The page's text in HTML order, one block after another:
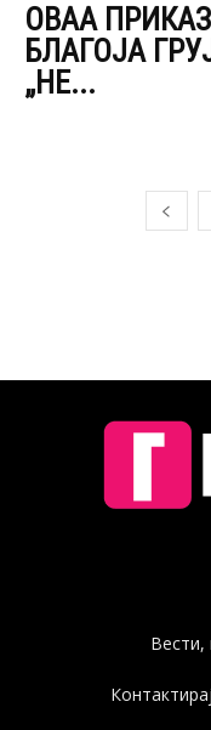
ОВАА
БЛАГОЈА
„НЕ...
Вести,